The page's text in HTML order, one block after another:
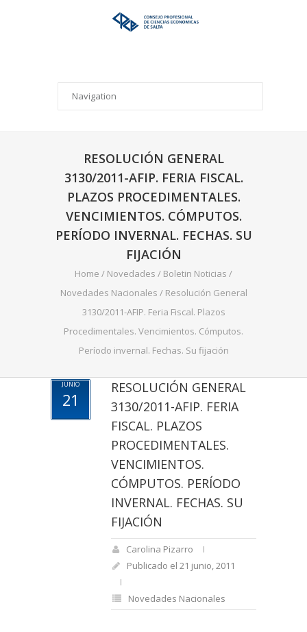
RESOLUCIÓN GENERAL
3130/2011-AFIP. FERIA FISCAL.
PLAZOS PROCEDIMENTALES.
VENCIMIENTOS. CÓMPUTOS.
PERÍODO INVERNAL. FECHAS. SU
FIJACIÓN
Home / Novedades / Boletin Noticias /
Novedades Nacionales / Resolución General
3130/2011-AFIP. Feria Fiscal. Plazos
Procedimentales. Vencimientos. Cómputos.
Período invernal. Fechas. Su fijación
JUNIO
21
RESOLUCIÓN GENERAL
3130/2011-AFIP. FERIA
FISCAL. PLAZOS
PROCEDIMENTALES.
VENCIMIENTOS.
CÓMPUTOS. PERÍODO
INVERNAL. FECHAS. SU
FIJACIÓN
Carolina Pizarro
Publicado el 21 junio, 2011
Novedades Nacionales